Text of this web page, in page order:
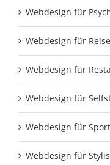
Webdesign für
Webdesign für
Webdesign für
Webdesign für
Webdesign für
Webdesign für